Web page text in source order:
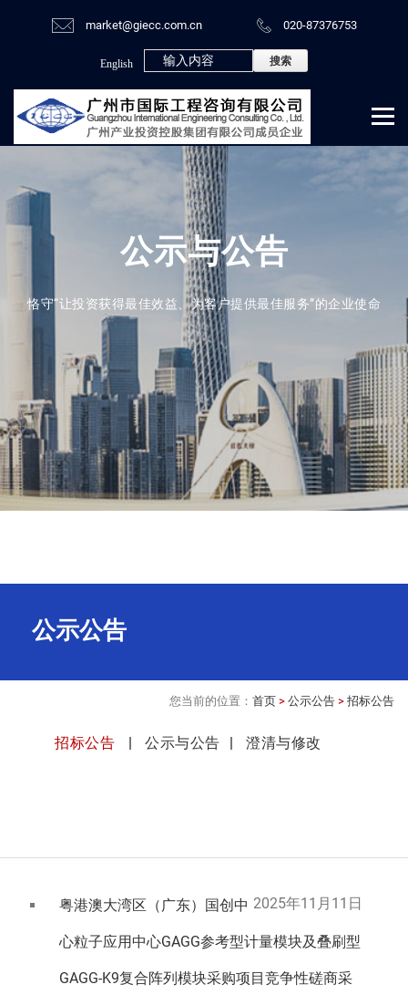
market@giecc.com.cn 020-87376753
English
公示与公告
恪守“让投资获得最佳效益、为客户提供最佳服务”的企业使命
公示公告
您当前的位置： 首页 > 公示公告 > 招标公告
招标公告 公示与公告 澄清与修改
2025年11月11日
粤港澳大湾区（广东）国创中
心粒子应用中心GAGG参考型计量模块及叠刷型
GAGG-K9复合阵列模块采购项目竞争性磋商采